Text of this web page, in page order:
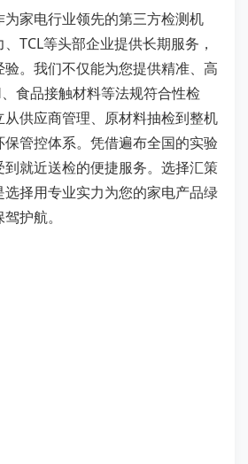
家电行业领先的第三方检测机
TCL等头部企业提供长期服务，
。我们不仅能为您提供精准、高
食品接触材料等法规符合性检
供应商管理、原材料抽检到整机
管控体系。凭借遍布全国的实验
就近送检的便捷服务。选择汇策
择用专业实力为您的家电产品绿
护航。